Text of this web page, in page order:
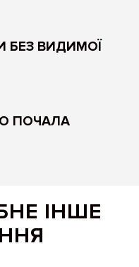
БЕЗ ВИДИМОЇ
ПОЧАЛА
ІНШЕ